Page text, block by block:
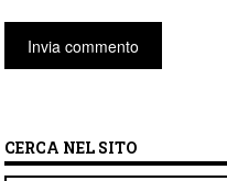
CERCA NEL SITO